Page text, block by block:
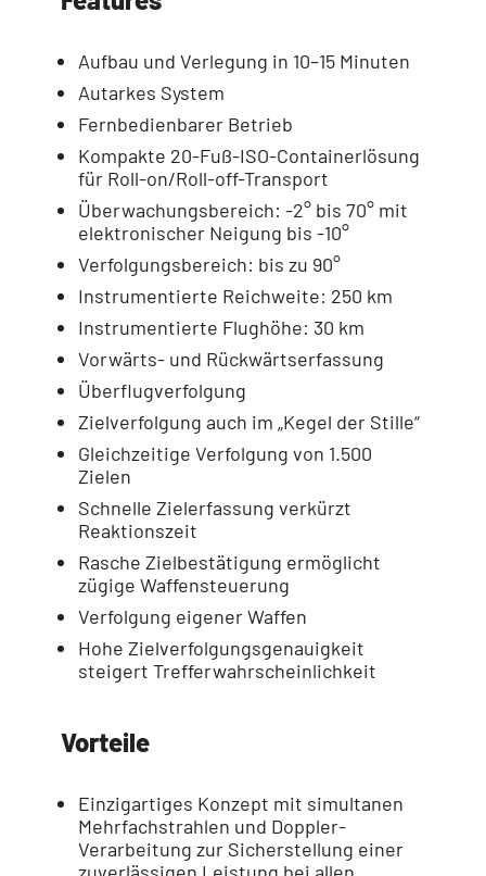
Aufbau und Verlegung in 10–15 Minuten
Autarkes System
Fernbedienbarer Betrieb
Kompakte 20-Fuß-ISO-Containerlösung
für Roll-on/Roll-off-Transport
Überwachungsbereich: -2° bis 70° mit
elektronischer Neigung bis -10°
Verfolgungsbereich: bis zu 90°
Instrumentierte Reichweite: 250 km
Instrumentierte Flughöhe: 30 km
Vorwärts- und Rückwärtserfassung
Überflugverfolgung
Zielverfolgung auch im „Kegel der Stille“
Gleichzeitige Verfolgung von 1.500
Zielen
Schnelle Zielerfassung verkürzt
Reaktionszeit
Rasche Zielbestätigung ermöglicht
zügige Waffensteuerung
Verfolgung eigener Waffen
Hohe Zielverfolgungsgenauigkeit
steigert Trefferwahrscheinlichkeit
Vorteile
Einzigartiges Konzept mit simultanen
Mehrfachstrahlen und Doppler-
Verarbeitung zur Sicherstellung einer